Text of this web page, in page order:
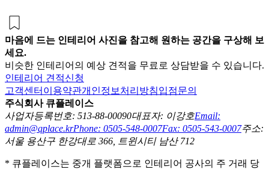
마음에 드는 인테리어 사진을 참고해 원하는 공간을 구상해 보
세요.
비슷한 인테리어의 예상 견적을 무료로 상담받을 수 있습니다.
인테리어 견적신청
고객센터 이용약관개인정보처리방침입점문의
주식회사 큐플레이스
사업자등록번호: 513-88-00090대표자: 이강호Email:
admin@qplace.krPhone: 0505-548-0007Fax: 0505-543-0007주소:
서울 용산구 한강대로 366, 트윈시티 남산 712
* 큐플레이스는 중개 플랫폼으로 인테리어 공사의 주 거래 당